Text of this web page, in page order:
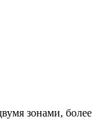
зонами, более